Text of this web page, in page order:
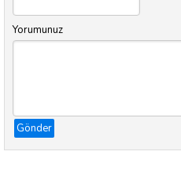
Yorumunuz
Gönder